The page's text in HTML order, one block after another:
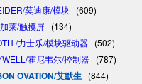
莫迪康/模块 (609)
莱/触摸屏 (134)
/力士乐/模块驱动器 (502)
霍尼韦尔/控制器 (787)
OVATION/艾默生 (844)